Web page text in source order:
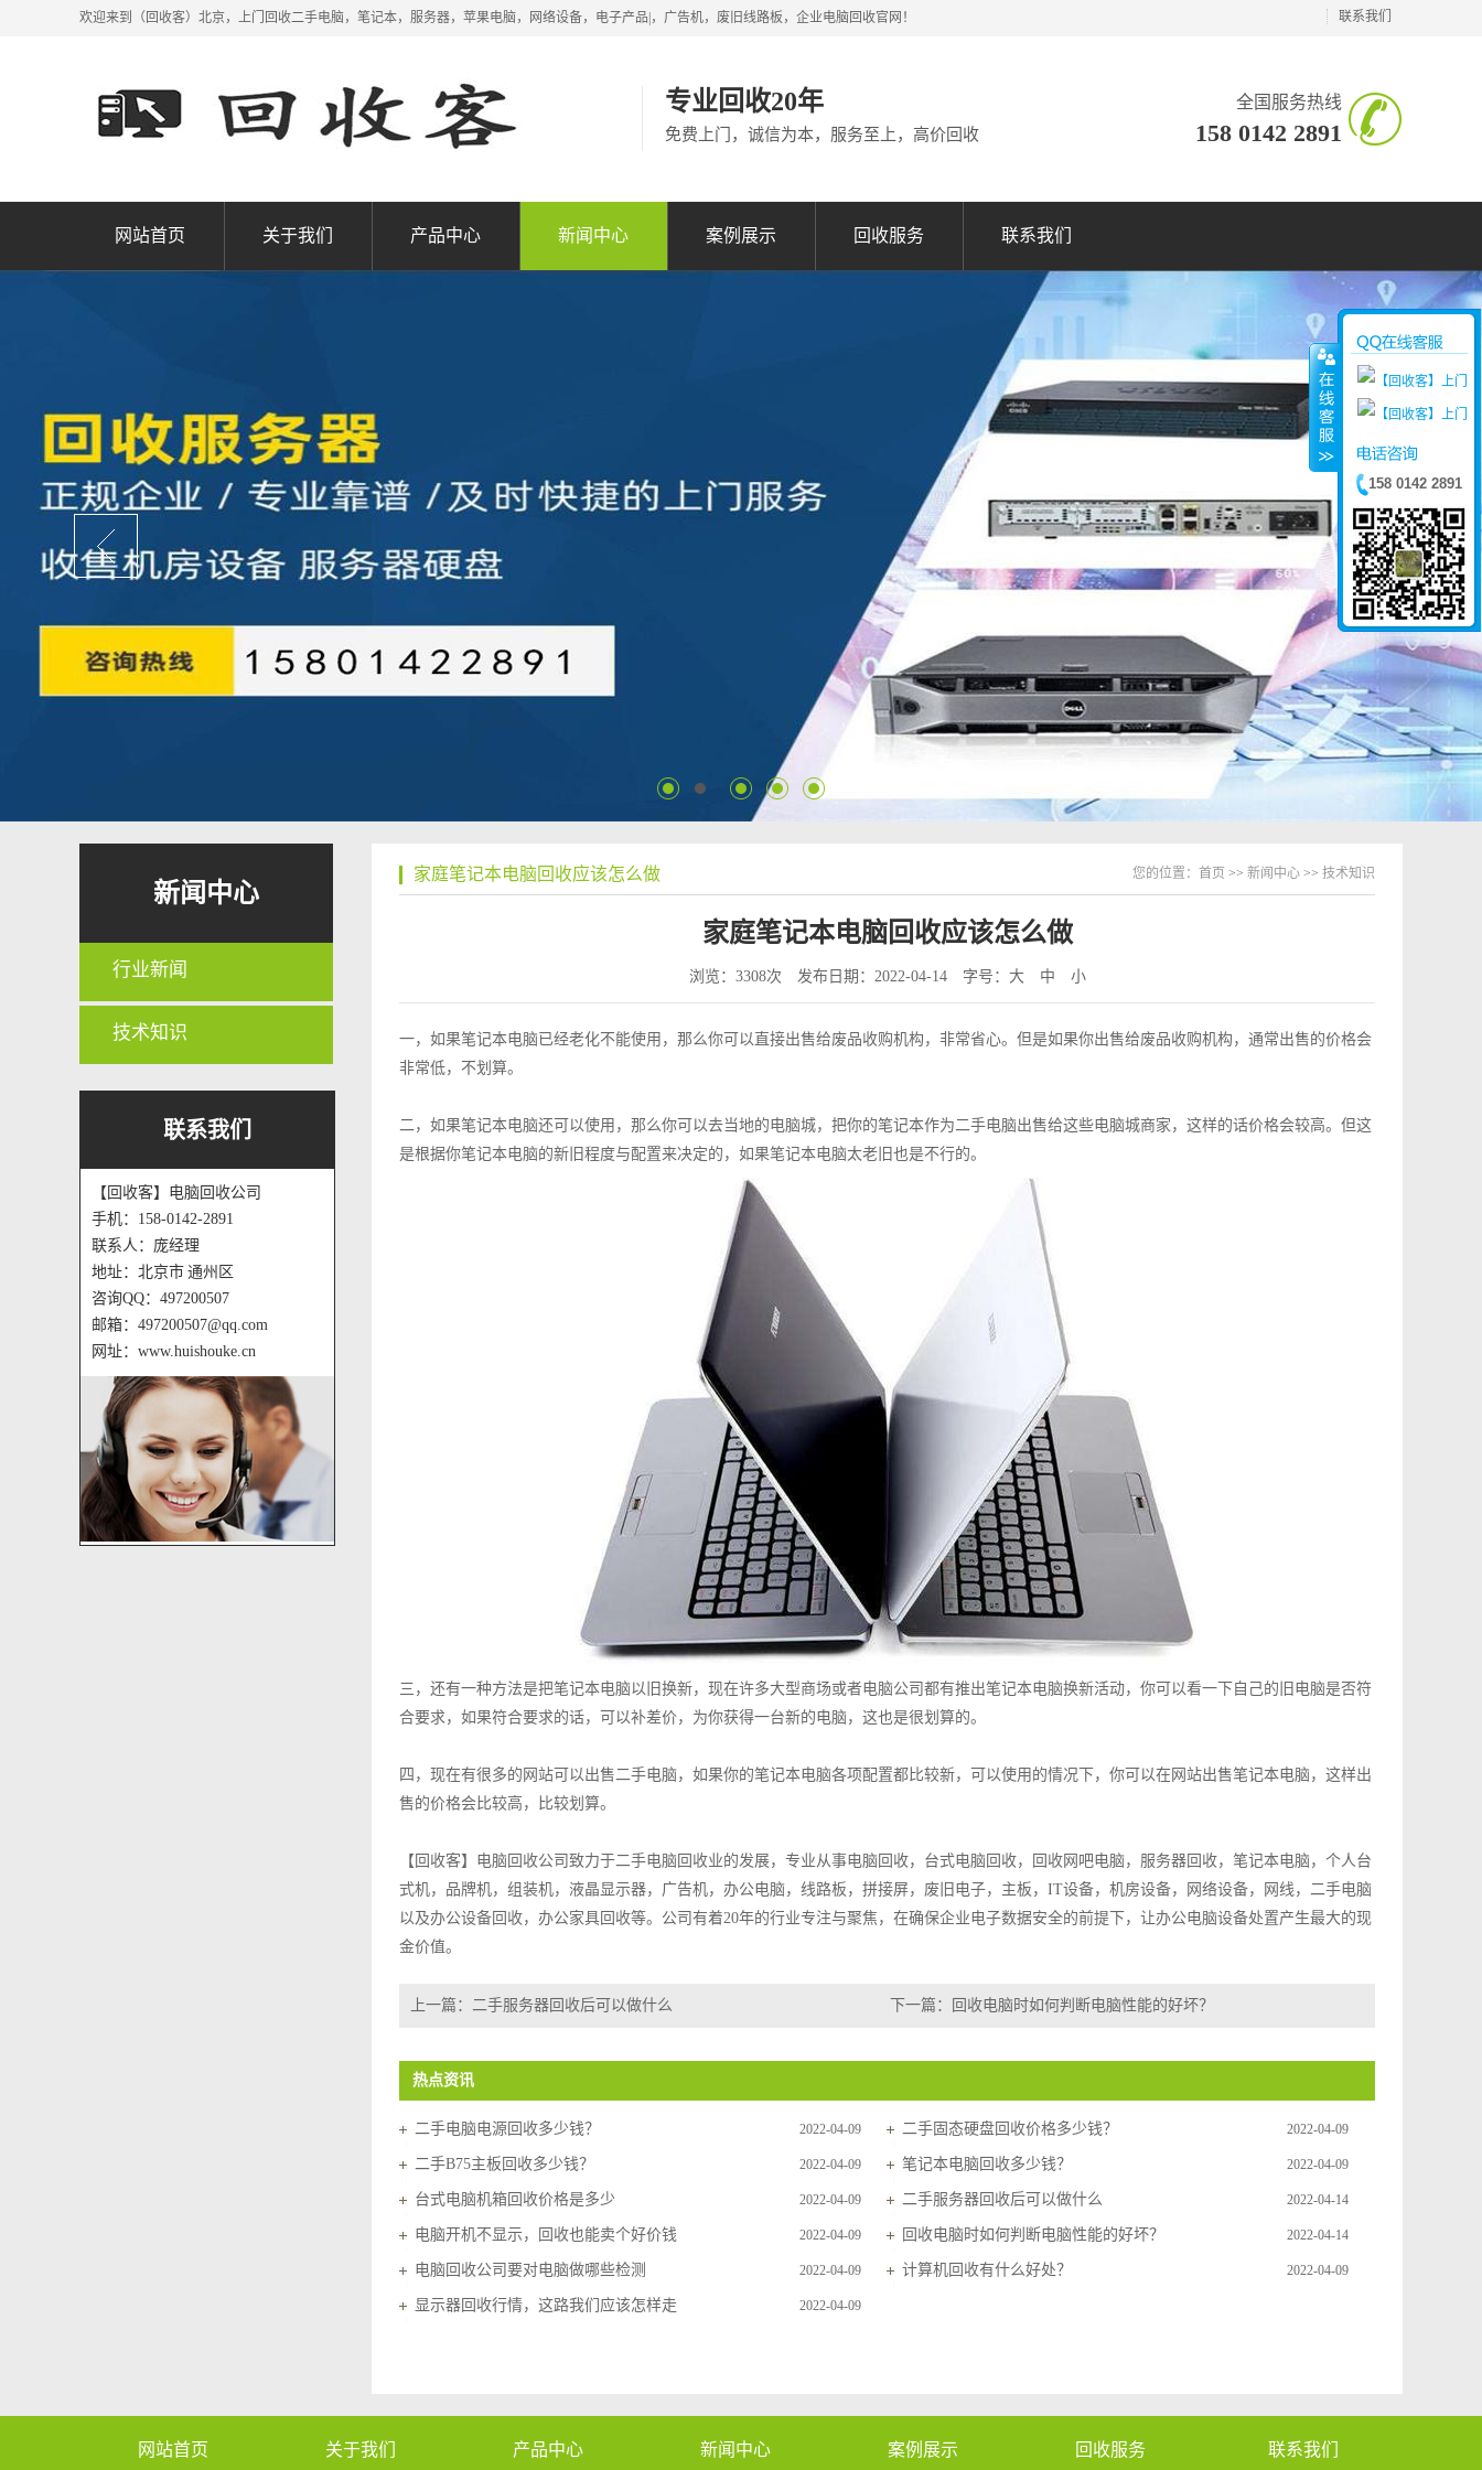
欢迎来到（回收客）北京，上门回收二手电脑，笔记本，服务器，苹果电脑，网络设备，电子产品|，广告机，废旧线路板，企业电脑回收官网！ 联系我们
专业回收20年
免费上门，诚信为本，服务至上，高价回收
全国服务热线
158 0142 2891
网站首页 关于我们 产品中心 新闻中心 案例展示 回收服务 联系我们
新闻中心
行业新闻
技术知识
联系我们
【回收客】电脑回收公司
手机：158-0142-2891
联系人：庞经理
地址：北京市 通州区
咨询QQ：497200507
邮箱：497200507@qq.com
网址：www.huishouke.cn
家庭笔记本电脑回收应该怎么做 您的位置： 首页 >> 新闻中心 >> 技术知识
家庭笔记本电脑回收应该怎么做
浏览：3308次 发布日期：2022-04-14 字号： 大 中 小
一，如果笔记本电脑已经老化不能使用，那么你可以直接出售给废品收购机构，非常省心。但是如果你出售给废品收购机构，通常出售的价格会
非常低，不划算。
二，如果笔记本电脑还可以使用，那么你可以去当地的电脑城，把你的笔记本作为二手电脑出售给这些电脑城商家，这样的话价格会较高。但这
是根据你笔记本电脑的新旧程度与配置来决定的，如果笔记本电脑太老旧也是不行的。
三，还有一种方法是把笔记本电脑以旧换新，现在许多大型商场或者电脑公司都有推出笔记本电脑换新活动，你可以看一下自己的旧电脑是否符
合要求，如果符合要求的话，可以补差价，为你获得一台新的电脑，这也是很划算的。
四，现在有很多的网站可以出售二手电脑，如果你的笔记本电脑各项配置都比较新，可以使用的情况下，你可以在网站出售笔记本电脑，这样出
售的价格会比较高，比较划算。
【回收客】电脑回收公司致力于二手电脑回收业的发展，专业从事电脑回收，台式电脑回收，回收网吧电脑，服务器回收， 笔记本电脑 ，个人台
式机，品牌机，组装机，液晶显示器，广告机，办公电脑，线路板，拼接屏，废旧电子，主板，IT设备，机房设备，网络设备，网线，二手电脑
以及办公设备回收，办公家具回收等。公司有着20年的行业专注与聚焦，在确保企业电子数据安全的前提下，让办公电脑设备处置产生最大的现
金价值。
上一篇： 二手服务器回收后可以做什么 下一篇： 回收电脑时如何判断电脑性能的好坏？
热点资讯
2022-04-09
二手电脑电源回收多少钱？ 2022-04-09
二手固态硬盘回收价格多少钱？
2022-04-09
二手B75主板回收多少钱？ 2022-04-09
笔记本电脑回收多少钱？
2022-04-09
台式电脑机箱回收价格是多少 2022-04-14
二手服务器回收后可以做什么
2022-04-09
电脑开机不显示，回收也能卖个好价钱 2022-04-14
回收电脑时如何判断电脑性能的好坏？
2022-04-09
电脑回收公司要对电脑做哪些检测 2022-04-09
计算机回收有什么好处？
2022-04-09
显示器回收行情，这路我们应该怎样走
网站首页 关于我们 产品中心 新闻中心 案例展示 回收服务 联系我们
158 0142 2891